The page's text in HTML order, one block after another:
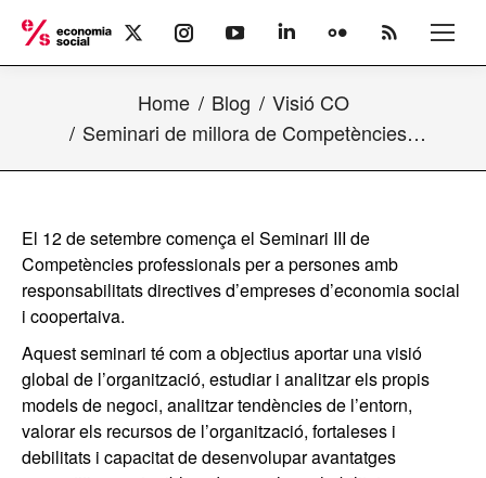
X
page
in
new
window
Instagram
page
in
new
window
YouTube
page
in
new
window
Linkedin
page
in
new
window
Flickr
page
in
new
window
Rss
page
new
window
Home Blog
Visió CO
Seminari de millora de Competències…
El 12 de setembre comença el Seminari III de
Competències professionals per a persones amb
responsabilitats directives d’empreses d’economia social
i coopertaiva.
Aquest seminari té com a objectius aportar una visió
global de l’organització, estudiar i analitzar els propis
models de negoci, analitzar tendències de l’entorn,
valorar els recursos de l’organització, fortaleses i
debilitats i capacitat de desenvolupar avantatges